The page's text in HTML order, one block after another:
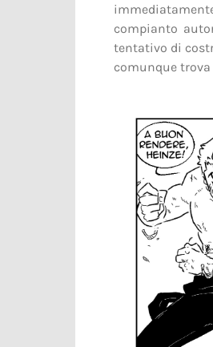
compianto
tentativo di
comunque